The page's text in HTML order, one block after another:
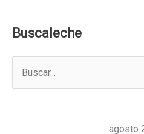
Buscaleche
agosto